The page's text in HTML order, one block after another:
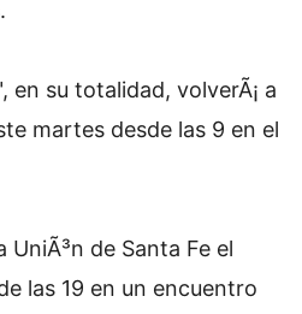
en su totalidad, volverÃ¡ a
martes desde las 9 en el
UniÃ³n de Santa Fe el
las 19 en un encuentro